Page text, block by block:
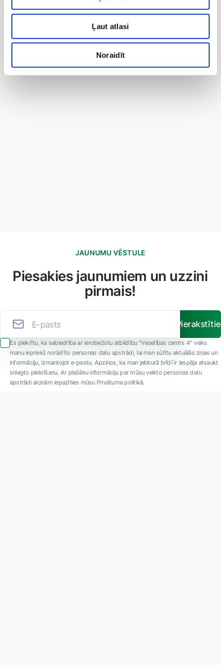
Ļaut atlasi
Noraidīt
JAUNUMU VĒSTULE
Piesakies jaunumiem un uzzini
pirmais!
Es piekrītu, ka sabiedrība ar ierobežotu atbildību “Veselības centrs 4” veiks
manu iepriekš norādīto personas datu apstrādi, lai man sūtītu aktuālās ziņas un
informāciju, izmantojot e-pastu. Apzinos, ka man jebkurā brīdī ir iespēja atsaukt
sniegto piekrišanu. Ar plašāku informāciju par mūsu veikto personas datu
apstrādi aicinām iepazīties mūsu Privātuma politikā.